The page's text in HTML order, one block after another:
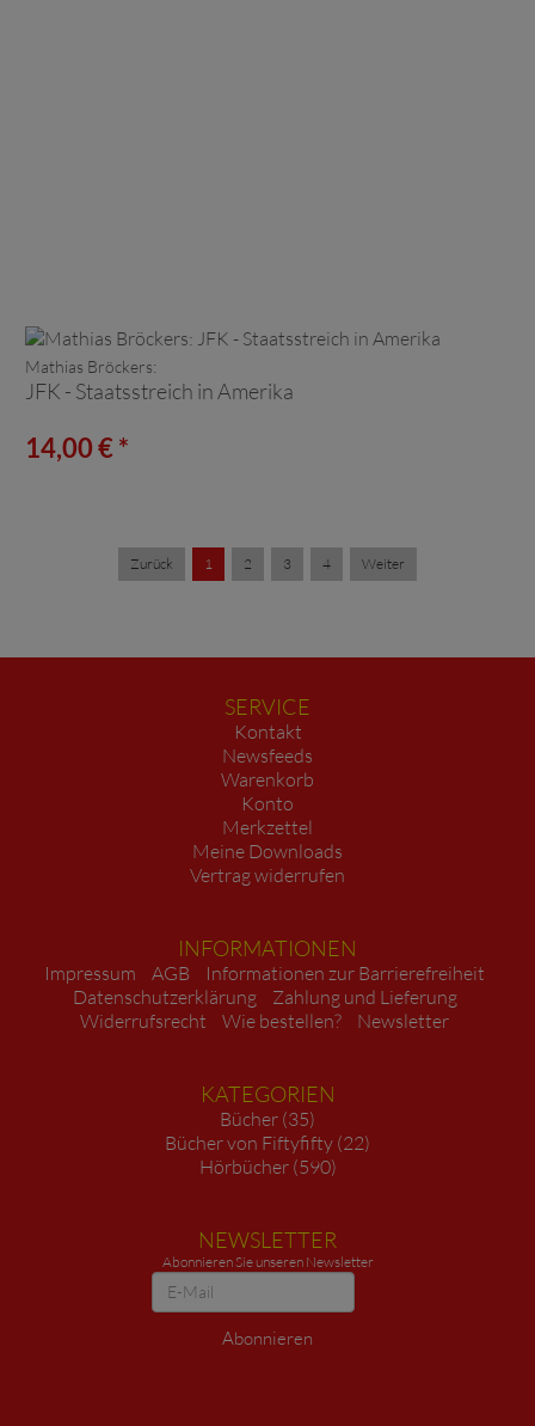
Mathias Bröckers:
JFK - Staatsstreich in Amerika
14,00 € *
Zurück 1 2 3 4 Weiter
SERVICE
Kontakt
Newsfeeds
Warenkorb
Konto
Merkzettel
Meine Downloads
Vertrag widerrufen
INFORMATIONEN
Impressum AGB
Informationen zur Barrierefreiheit
Datenschutzerklärung
Zahlung und Lieferung
Widerrufsrecht
Wie bestellen? Newsletter
KATEGORIEN
Bücher (35)
Bücher von Fiftyfifty (22)
Hörbücher (590)
NEWSLETTER
Abonnieren Sie unseren Newsletter
Newsletter
Abonnieren